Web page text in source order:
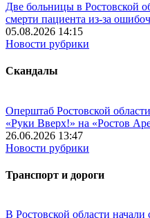
Две больницы в Ростовской
смерти пациента из-за
05.08.2026 14:15
Новости рубрики
Скандалы
Оперштаб Ростовской
«Руки Вверх!» на «Ростов
26.06.2026 13:47
Новости рубрики
Транспорт и дороги
В Ростовской области